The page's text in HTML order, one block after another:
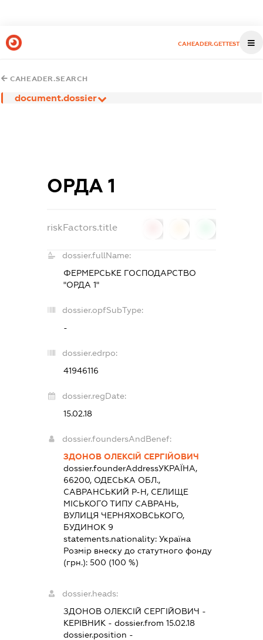
CAHEADER.GETTEST
CAHEADER.SEARCH
document.dossier
ОРДА 1
riskFactors.title
dossier.fullName:
ФЕРМЕРСЬКЕ ГОСПОДАРСТВО
"ОРДА 1"
dossier.opfSubType:
-
dossier.edrpo:
41946116
dossier.regDate:
15.02.18
dossier.foundersAndBenef:
ЗДОНОВ ОЛЕКСІЙ СЕРГІЙОВИЧ
dossier.founderAddressУКРАЇНА,
66200, ОДЕСЬКА ОБЛ.,
САВРАНСЬКИЙ Р-Н, СЕЛИЩЕ
МІСЬКОГО ТИПУ САВРАНЬ,
ВУЛИЦЯ ЧЕРНЯХОВСЬКОГО,
БУДИНОК 9
statements.nationality:Україна
Розмір внеску до статутного фонду
(грн.):500 (100 %)
dossier.heads:
ЗДОНОВ ОЛЕКСІЙ СЕРГІЙОВИЧ -
КЕРІВНИК - dossier.from 15.02.18
dossier.position -